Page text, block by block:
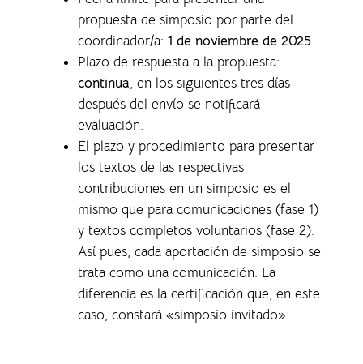
propuesta de simposio por parte del
coordinador/a: 1 de noviembre de 2025.
Plazo de respuesta a la propuesta:
continua, en los siguientes tres días
después del envío se notificará
evaluación.
El plazo y procedimiento para presentar
los textos de las respectivas
contribuciones en un simposio es el
mismo que para comunicaciones (fase 1)
y textos completos voluntarios (fase 2).
Así pues, cada aportación de simposio se
trata como una comunicación. La
diferencia es la certificación que, en este
caso, constará «simposio invitado».